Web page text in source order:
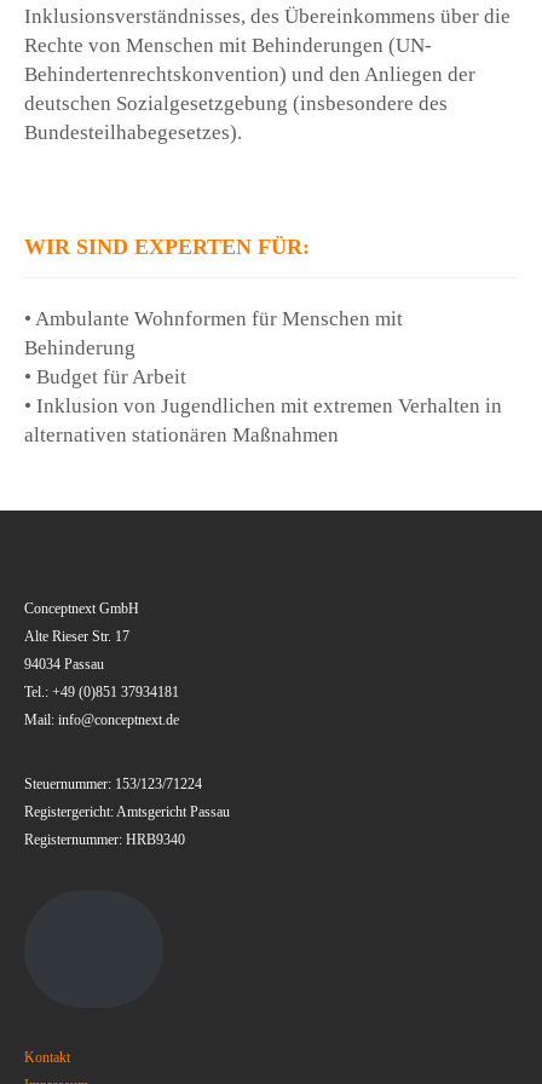
Inklusionsverständnisses, des Übereinkommens über die
Rechte von Menschen mit Behinderungen (UN-
Behindertenrechtskonvention) und den Anliegen der
deutschen Sozialgesetzgebung (insbesondere des
Bundesteilhabegesetzes).
WIR SIND EXPERTEN FÜR:
• Ambulante Wohnformen für Menschen mit
Behinderung
• Budget für Arbeit
• Inklusion von Jugendlichen mit extremen Verhalten in
alternativen stationären Maßnahmen
Conceptnext GmbH
Alte Rieser Str. 17
94034 Passau
Tel.: +49 (0)851 37934181
Mail: info@conceptnext.de
Steuernummer: 153/123/71224
Registergericht: Amtsgericht Passau
Registernummer: HRB9340
Kontakt